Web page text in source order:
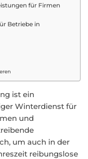
für Firmen
Betriebe in
ist ein
Winterdienst für
und
um auch in der
reibungslose